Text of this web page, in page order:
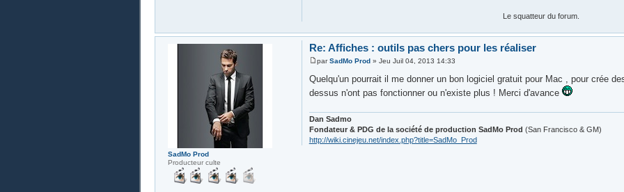
Le squatteur du forum.
Re: Affiches : outils pas chers pour les réaliser
parSadMo Prod» Jeu Juil 04, 2013 14:33
Quelqu'un pourrait il me donner un bon logiciel gratuit pour Mac , pour crée
dessus n'ont pas fonctionner ou n'existe plus ! Merci d'avance
Dan Sadmo
Fondateur & PDG de la société de production SadMo Prod (San Francisco & GM)
http://wiki.cinejeu.net/index.php?title=SadMo_Prod
SadMo Prod
Producteur culte